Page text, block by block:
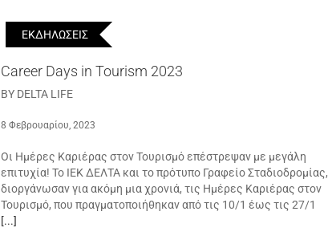
ΕΚΔΗΛΩΣΕΙΣ
Career Days in Tourism 2023
BY DELTA LIFE
8 Φεβρουαρίου, 2023
Οι Ημέρες Καριέρας στον Τουρισμό επέστρεψαν με μεγάλη
επιτυχία! Το ΙΕΚ ΔΕΛΤΑ και το πρότυπο Γραφείο Σταδιοδρομίας,
διοργάνωσαν για ακόμη μια χρονιά, τις Ημέρες Καριέρας στον
Τουρισμό, που πραγματοποιήθηκαν από τις 10/1 έως τις 27/1
[...]